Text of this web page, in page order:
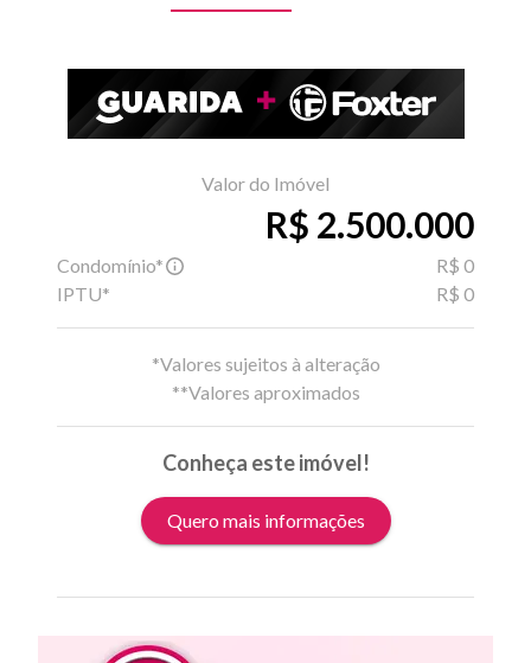
Valor do Imóvel
R$ 2.500.000
Condomínio*
R$ 0
IPTU*
R$ 0
*Valores sujeitos à alteração
**Valores aproximados
Conheça este imóvel!
Quero mais informações